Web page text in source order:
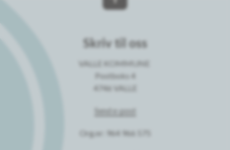
Skriv til oss
VALLE KOMMUNE
Postboks 4
4746 VALLE
Send e-post
Org.nr: 964 966 575